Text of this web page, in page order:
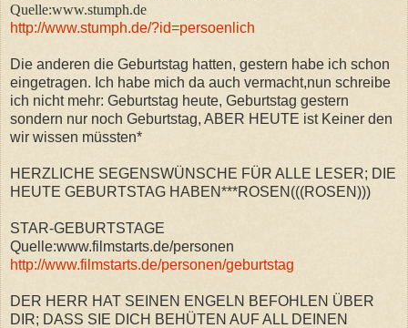
Quelle:www.stumph.de
http://www.stumph.de/?id=persoenlich
Die anderen die Geburtstag hatten, gestern habe ich schon
eingetragen. Ich habe mich da auch vermacht,nun schreibe
ich nicht mehr: Geburtstag heute, Geburtstag gestern
sondern nur noch Geburtstag, ABER HEUTE ist Keiner den
wir wissen müssten*
HERZLICHE SEGENSWÜNSCHE FÜR ALLE LESER; DIE
HEUTE GEBURTSTAG HABEN***ROSEN(((ROSEN)))
STAR-GEBURTSTAGE
Quelle:www.filmstarts.de/personen
http://www.filmstarts.de/personen/geburtstag
DER HERR HAT SEINEN ENGELN BEFOHLEN ÜBER
DIR; DASS SIE DICH BEHÜTEN AUF ALL DEINEN